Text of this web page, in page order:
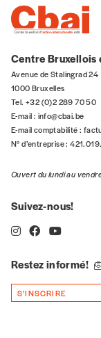
Par
5€*
*Prix
Je
en
Je
Édition
Centre Bruxellois
Avenue de Stalingrad 24
1000 Bruxelles
Tel. +32 (0)2 289 70 50
E-mail : info@cbai.be
E-mail comptabilité :
N° d’entreprise :
Ouvert du lundi au
Suivez-nous!
Restez informé!
S'INSCRIRE